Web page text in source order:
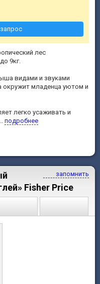
лес
9кг.
видами и звуками
окружит младенца уютом и
легко усаживать и
подробнее
запомнить
Fisher Price